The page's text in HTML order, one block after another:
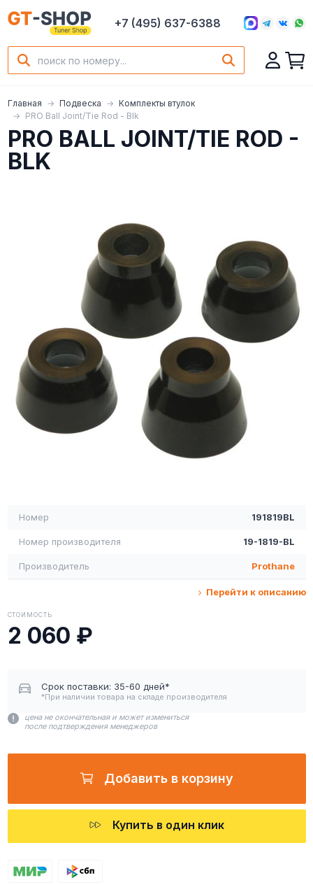
+7 (495) 637-6388
Главная Подвеска
Комплекты втулок
PRO Ball Joint/Tie Rod - Blk
PRO BALL JOINT/TIE ROD -
BLK
Номер 191819BL
Номер производителя 19-1819-BL
Производитель Prothane
Перейти к описанию
СТОИМОСТЬ
2 060 ₽
Срок поставки: 35-60 дней*
*При наличии товара на складе производителя
цена не окончательная и может измениться
после подтверждения менеджеров
Добавить в корзину
Купить в один клик